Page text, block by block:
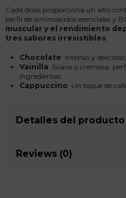
Cada dosis proporciona un alto
perfil de aminoácidos esenciales y
muscular y el rendimiento
tres sabores irresistibles:
Chocolate: Intenso y
Vainilla: Suave y cremosa,
ingredientes.
Cappuccino: Un toque de
Detalles del producto
Reviews (0)